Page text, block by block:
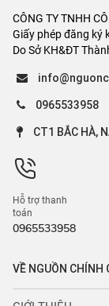
CÔNG TY TNHH
Giấy phép đăng ký
Do Sở KH&ĐT
0965533958
CT1 BẮC HÀ,
Hỗ trợ thanh
toán
0965533958
VỀ NGUỒN CHÍNH